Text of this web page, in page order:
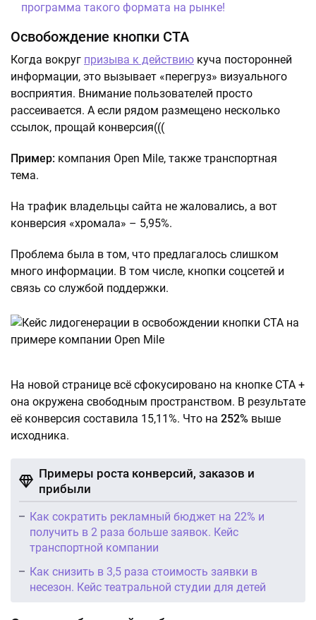
программа такого формата на рынке!
Освобождение кнопки CTA
Когда вокруг призыва к действию куча посторонней
информации, это вызывает «перегруз» визуального
восприятия. Внимание пользователей просто
рассеивается. А если рядом размещено несколько
ссылок, прощай конверсия(((
Пример: компания Open Mile, также транспортная
тема.
На трафик владельцы сайта не жаловались, а вот
конверсия «хромала» – 5,95%.
Проблема была в том, что предлагалось слишком
много информации. В том числе, кнопки соцсетей и
связь со службой поддержки.
На новой странице всё сфокусировано на кнопке CTA +
она окружена свободным пространством. В результате
её конверсия составила 15,11%. Что на 252% выше
исходника.
Примеры роста конверсий, заказов и
прибыли
Как сократить рекламный бюджет на 22% и
получить в 2 раза больше заявок. Кейс
транспортной компании
Как снизить в 3,5 раза стоимость заявки в
несезон. Кейс театральной студии для детей